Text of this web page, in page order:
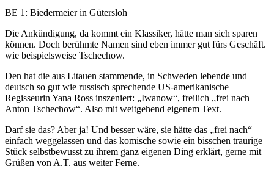
BE 1: Biedermeier in Gütersloh
Die Ankündigung, da kommt ein Klassiker, hätte man sich sparen
können. Doch berühmte Namen sind eben immer gut fürs Geschäft.
wie beispielsweise Tschechow.
Den hat die aus Litauen stammende, in Schweden lebende und
deutsch so gut wie russisch sprechende US-amerikanische
Regisseurin Yana Ross inszeniert: „Iwanow“, freilich „frei nach
Anton Tschechow“. Also mit weitgehend eigenem Text.
Darf sie das? Aber ja! Und besser wäre, sie hätte das „frei nach“
einfach weggelassen und das komische sowie ein bisschen traurige
Stück selbstbewusst zu ihrem ganz eigenen Ding erklärt, gerne mit
Grüßen von A.T. aus weiter Ferne.